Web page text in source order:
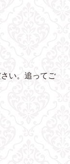
い。追ってご